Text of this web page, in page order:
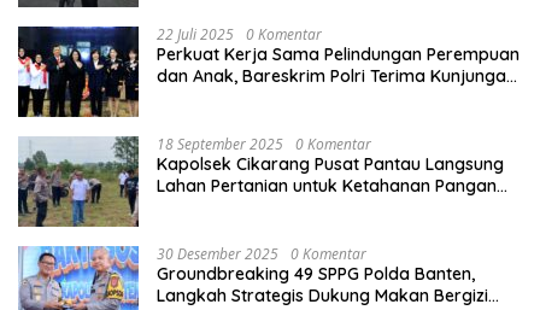
22 Juli 2025 0 Komentar
Perkuat Kerja Sama Pelindungan Perempuan
dan Anak, Bareskrim Polri Terima Kunjungan
18 September 2025 0 Komentar
Kapolsek Cikarang Pusat Pantau Langsung
Lahan Pertanian untuk Ketahanan Pangan
30 Desember 2025 0 Komentar
Groundbreaking 49 SPPG Polda Banten,
Langkah Strategis Dukung Makan Bergizi